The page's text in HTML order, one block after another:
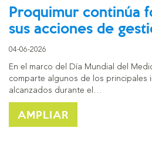
Proquimur continúa
sus acciones de
04-06-2026
En el marco del Día Mundial del
comparte algunos de los principales
alcanzados durante el…
AMPLIAR